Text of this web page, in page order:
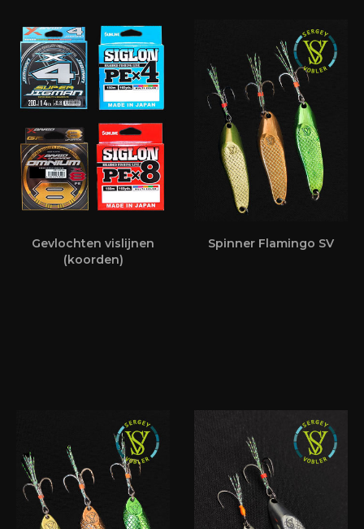
Gevlochten vislijnen
(koorden)
Spinner Flamingo SV